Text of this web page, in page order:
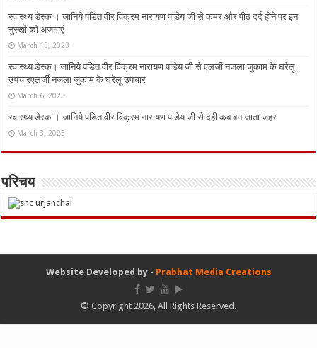
स्वास्थ्य डेस्क । जानिये पंडित वीर विक्रम नारायण पांडेय जी से कमर और पीठ दर्द होने पर इन
नुस्‍खों को अजमाएं
March 15, 2023
स्वास्थ्य डेस्क। जानिये पंडित वीर विक्रम नारायण पांडेय जी से एलर्जी नजला जुकाम के घरेलू
उपचारएलर्जी नजला जुकाम के घरेलू उपचार
March 6, 2023
स्वास्थ्य डेस्क । जानिये पंडित वीर विक्रम नारायण पांडेय जी से दही कब बन जाता जहर
March 3, 2023
परिचय
Website Developed by - Prabhat Media Creations
© Copyright 2026, All Rights Reserved.